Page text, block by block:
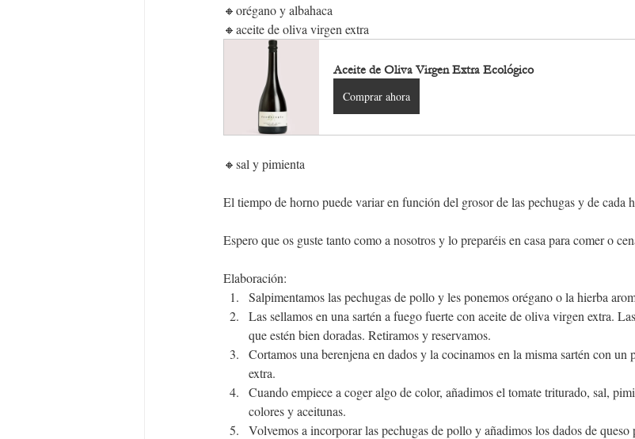
🔸orégano y albahaca
🔸aceite de oliva virgen extra
Aceite de Oliva Virgen Extra Ecológico
Comprar ahora
🔸sal y pimienta
El tiempo de horno puede variar en función del grosor de las pechugas y de cada
Espero que os guste tanto como a nosotros y lo preparéis en casa para comer o
Elaboración:
Salpimentamos las pechugas de pollo y les ponemos orégano o la hierba
Las sellamos en una sartén a fuego fuerte con aceite de oliva virgen extra.
que estén bien doradas. Retiramos y reservamos.
Cortamos una berenjena en dados y la cocinamos en la misma sartén con un
extra.
Cuando empiece a coger algo de color, añadimos el tomate triturado, sal,
colores y aceitunas.
Volvemos a incorporar las pechugas de pollo y añadimos los dados de queso